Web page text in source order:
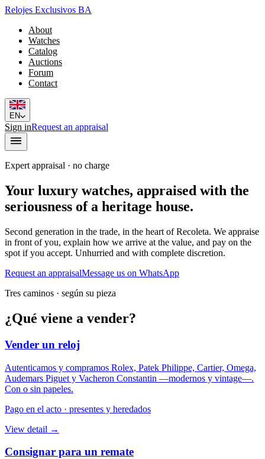
Relojes Exclusivos BA
About
Watches
Catalog
Auctions
Forum
Contact
EN
Sign inRequest an appraisal
Expert appraisal · no charge
Your luxury watches, appraised with the
seriousness of a heritage house.
Second generation in the trade, in the heart of Recoleta. We appraise
in front of you, explain how we arrive at the value, and pay on the
spot if you accept. Unhurried and with complete discretion.
Request an appraisalMessage us on WhatsApp
Tres caminos · según su pieza
¿Qué viene a vender?
Vender un reloj
Autenticamos y compramos Rolex, Patek Philippe, Cartier, Omega,
Audemars Piguet y Vacheron Constantin —modernos y vintage—.
Con o sin papeles.
Pago en el acto · presentes y heredados
View detail →
Consignar para un remate